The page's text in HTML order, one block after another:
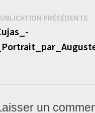
PRÉCÉDENTE
un